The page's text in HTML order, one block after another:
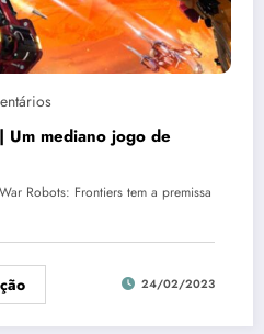
Um mediano jogo de
Robots: Frontiers tem a premissa
24/02/2023